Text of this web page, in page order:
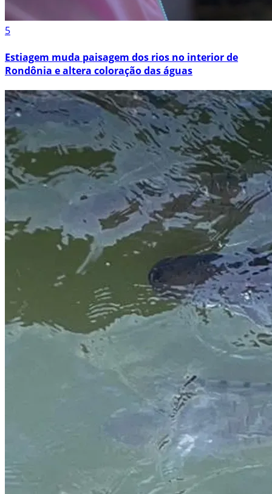
5
Estiagem muda paisagem dos rios no interior de
Rondônia e altera coloração das águas